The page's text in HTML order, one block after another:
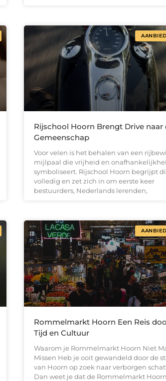
Rijschool Hoorn Brengt Drive naar
Gemeenschap
Voor velen is het behalen van een
mijlpaal die vrijheid en
symboliseert. Rijschool Hoorn begrijpt
volledig en zet zich in om eerste keer
bestuurders, Nederlands lerenden,
Rommelmarkt Hoorn Een Reis
Tijd en Cultuur
Waarom je Rommelmarkt Hoorn Niet
Missen Heb je ooit gewandeld door de
van Hoorn op zoek naar verborgen
Dan weet je dat de Rommelmarkt